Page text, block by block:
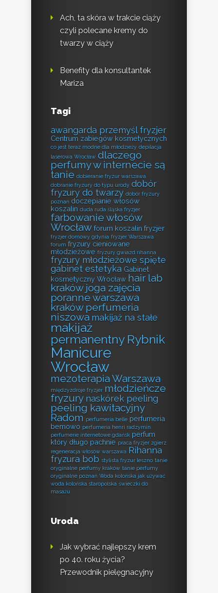
Ach, ta skóra w trakcie ciąży
czyli polecane kremy do
twarzy w ciąży
Benefity dla konsultantek
Mariza
Tagi
awangarda przemyśl fryzjer
Centrum zabiegów kosmetycznych
co jest teraz modne dla młodzieży depilacja
laserowa Wrocław dlaczego
perfumy w internecie są
tanie dobieranie fryzur warszawa
dobranie fryzury do typu urody dobór
fryzury do twarzy dobór fryzury
poznań doczepianie włosów
koszalin duda ruda śląska fryzjer
farbowanie włosów
Wrocław forum koszalin fryzjer
fryzjer domowy gdynia fryzjer Warszawa
forum fryzury cieniowane
młodzieżowe fryzury gwiazd rihanna
fryzury młodzieżowe spięte
gabinet estetyka Gabinet
kosmetyczny Wrocław hair lab
kraków joga zajęcia
poranne warszawa
kraków perfumeria
niszowa makijaż na stałe
makijaż
permanentny Rybnik
Manicure
Wrocław
mezoterapia Warszawa
międzyzdroje fryzjer młodzieńcze
fryzury naskórek peeling
peeling kawitacyjny
Radom perfumeria belle perfumeria
bemowo perfumeria henri radzymin
perfumerie internetowe gdańsk perfum
który długo pachnie praca fryzjer zgierz
regeneracja włosów warszawa Rihanna
fryzura bob stylista fryzur leszno tanie
oryginalne perfumy kraków tanie perfumy
oryginalne poznań Woda kolońska jak używać
woda kolońska staropolska świeczki do
masażu
Uroda
Jak wybrać najlepszy krem
po 40. roku życia?
Przewodnik pielęgnacyjny